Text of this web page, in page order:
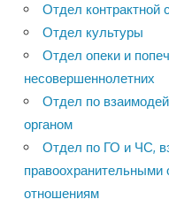
Отдел контрактной
Отдел культуры
Отдел опеки и
несовершеннолетних
Отдел по
органом
Отдел по ГО и ЧС,
отношениям